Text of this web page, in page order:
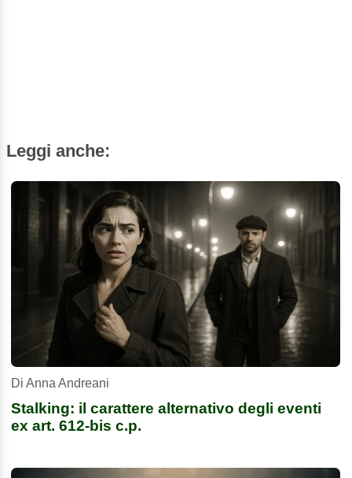
Leggi anche:
Di Anna Andreani
Stalking: il carattere alternativo degli eventi
ex art. 612-bis c.p.